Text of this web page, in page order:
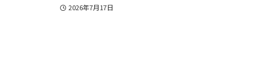
2026年7月17日